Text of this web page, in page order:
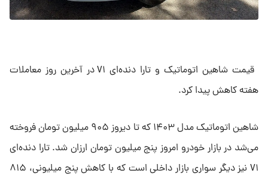
قیمت شاهین اتوماتیک و تارا دنده‌ای V۱ در آخرین روز معاملات
هفته کاهش پیدا کرد.
شاهین اتوماتیک مدل ۱۴۰۳ که تا دیروز ۹۰۵ میلیون تومان فروخته
می‌شد در بازار خودرو امروز پنج میلیون تومان ارزان شد. تارا دنده‌ای
V۱ نیز دیگر سواری بازار داخلی است که با کاهش پنج میلیونی، ۸۱۵